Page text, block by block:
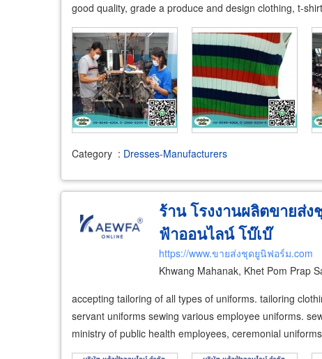
good quality, grade a produce and design clothing, t-
Category : Dresses-Manufacturers
ร้าน โรงงานผลิตขายส่
ฟ้าออนไลน์ โบ๊เบ๊
https://www.ขายส่งชุดยูนิฟอร์ม.com
Khwang Mahanak, Khet Pom Prap
​accepting tailoring of all types of uniforms. tailoring
servant uniforms sewing various employee uniforms.
ministry of public health employees, ceremonial